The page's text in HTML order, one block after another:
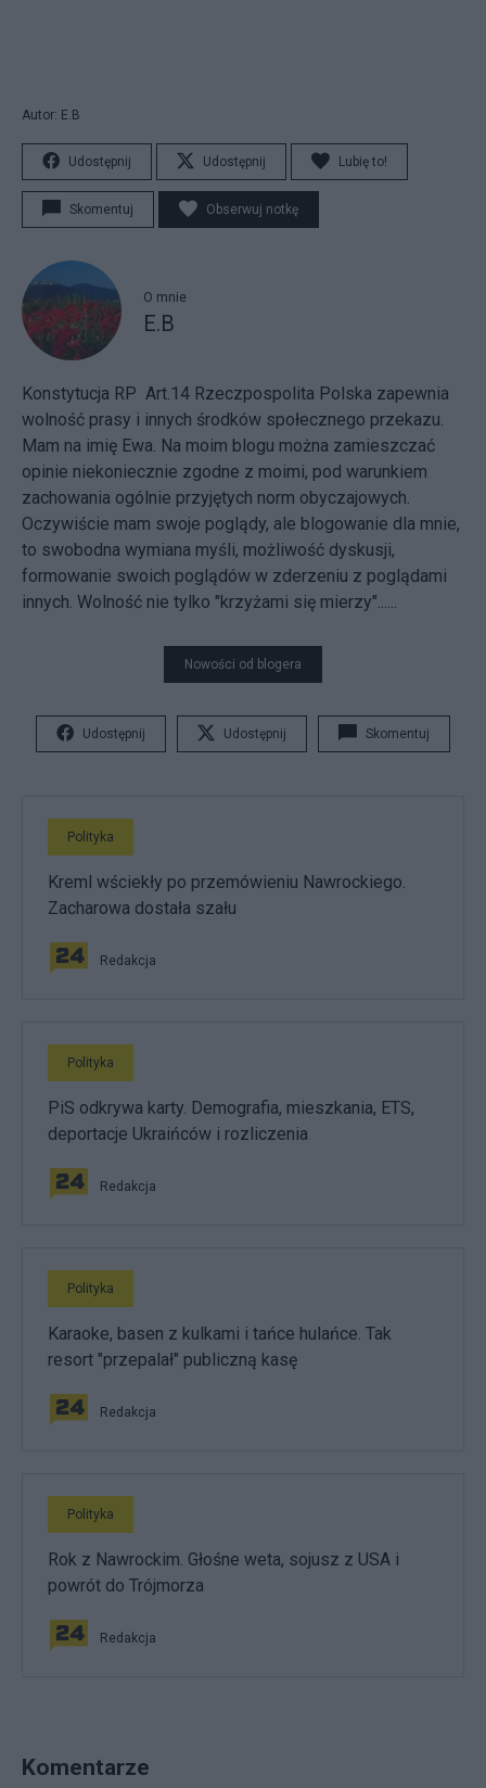
Autor: E.B
Udostępnij Udostępnij Lubię to!
Skomentuj Obserwuj notkę
O mnie
E.B
Konstytucja RP Art.14 Rzeczpospolita Polska zapewnia
wolność prasy i innych środków społecznego przekazu.
Mam na imię Ewa. Na moim blogu można zamieszczać
opinie niekoniecznie zgodne z moimi, pod warunkiem
zachowania ogólnie przyjętych norm obyczajowych.
Oczywiście mam swoje poglądy, ale blogowanie dla mnie,
to swobodna wymiana myśli, możliwość dyskusji,
formowanie swoich poglądów w zderzeniu z poglądami
innych. Wolność nie tylko "krzyżami się mierzy"......
Nowości od blogera
Udostępnij Udostępnij Skomentuj
Polityka
Kreml wściekły po przemówieniu Nawrockiego.
Zacharowa dostała szału
Redakcja
Polityka
PiS odkrywa karty. Demografia, mieszkania, ETS,
deportacje Ukraińców i rozliczenia
Redakcja
Polityka
Karaoke, basen z kulkami i tańce hulańce. Tak
resort "przepalał" publiczną kasę
Redakcja
Polityka
Rok z Nawrockim. Głośne weta, sojusz z USA i
powrót do Trójmorza
Redakcja
Komentarze